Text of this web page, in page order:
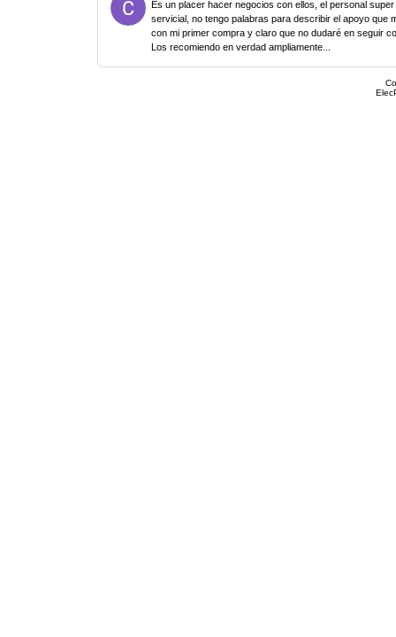
Es un placer hacer negocios con ellos, el personal
servicial, no tengo palabras para describir el apoyo que
con mi primer compra y claro que no dudaré en seguir
Los recomiendo en verdad ampliamente...